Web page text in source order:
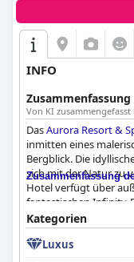
INFO
Von KI zusammengefasst
DasAurora Resort &
inmitten eines
Bergblick. Die
sich mit der Natur zu
Hotel verfügt über
fantastischen Infinity-
vielfältig und köstlich,
während das
sind sauber und
Zusammenfassung
Kategorien
Luxus